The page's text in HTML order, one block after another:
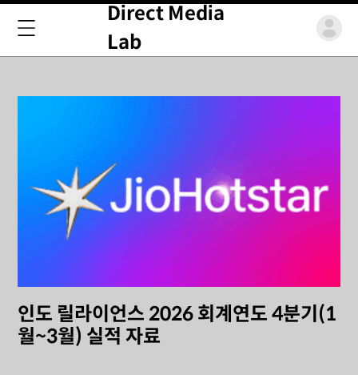
Direct Media
Lab
인도 릴라이언스 2026 회계연도 4분기(1
월~3월) 실적 자료